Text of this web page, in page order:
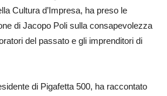
Cultura d’Impresa, ha preso le
di Jacopo Poli sulla consapevolezza
del passato e gli imprenditori di
di Pigafetta 500, ha raccontato